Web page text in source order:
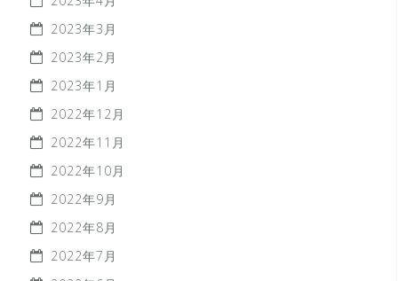
2023年3月
2023年2月
2023年1月
2022年12月
2022年11月
2022年10月
2022年9月
2022年8月
2022年7月